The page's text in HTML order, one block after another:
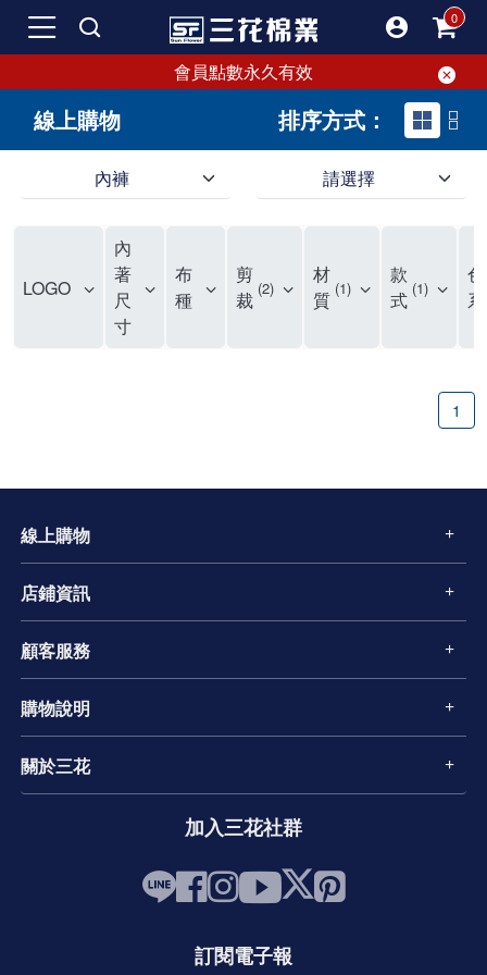
會員點數永久有效
線上購物 排序方式：
內褲 請選擇
LOGO
內
著
尺
寸
布
種
剪
裁 2
材
質 1
款
式 1
色
系
1
線上購物
店鋪資訊
顧客服務
購物說明
關於三花
加入三花社群
訂閱電子報